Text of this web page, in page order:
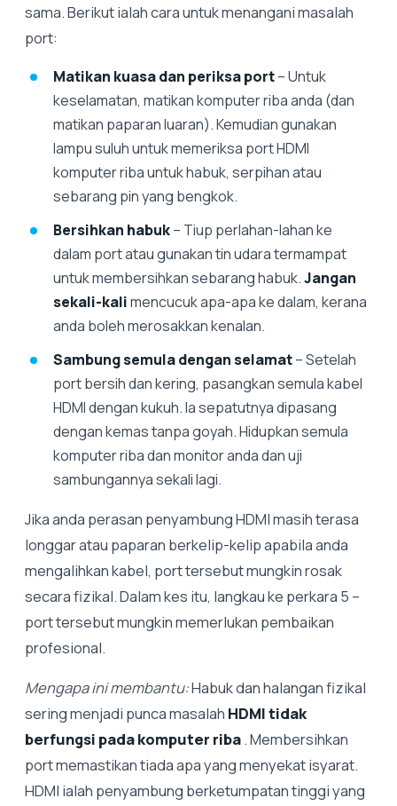
sama. Berikut ialah cara untuk menangani masalah
port:
Matikan kuasa dan periksa port– Untuk
keselamatan, matikan komputer riba anda (dan
matikan paparan luaran). Kemudian gunakan
lampu suluh untuk memeriksa port HDMI
komputer riba untuk habuk, serpihan atau
sebarang pin yang bengkok.
Bersihkan habuk– Tiup perlahan-lahan ke
dalam port atau gunakan tin udara termampat
untuk membersihkan sebarang habuk.Jangan
sekali-kalimencucuk apa-apa ke dalam, kerana
anda boleh merosakkan kenalan.
Sambung semula dengan selamat– Setelah
port bersih dan kering, pasangkan semula kabel
HDMI dengan kukuh. Ia sepatutnya dipasang
dengan kemas tanpa goyah. Hidupkan semula
komputer riba dan monitor anda dan uji
sambungannya sekali lagi.
Jika anda perasan penyambung HDMI masih terasa
longgar atau paparan berkelip-kelip apabila anda
mengalihkan kabel, port tersebut mungkin rosak
secara fizikal. Dalam kes itu, langkau ke perkara 5 –
port tersebut mungkin memerlukan pembaikan
profesional.
Mengapa ini membantu:Habuk dan halangan fizikal
sering menjadi punca masalah HDMI tidak
berfungsi pada komputer riba . Membersihkan
port memastikan tiada apa yang menyekat isyarat.
HDMI ialah penyambung berketumpatan tinggi yang